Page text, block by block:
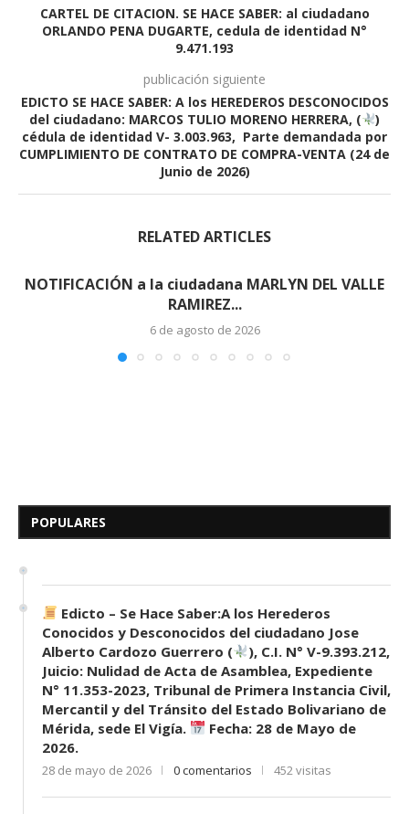
CARTEL DE CITACION. SE HACE SABER: al ciudadano
ORLANDO PENA DUGARTE, cedula de identidad N°
9.471.193
publicación siguiente
EDICTO SE HACE SABER: A los HEREDEROS DESCONOCIDOS
del ciudadano: MARCOS TULIO MORENO HERRERA, (
)
cédula de identidad V- 3.003.963, Parte demandada por
CUMPLIMIENTO DE CONTRATO DE COMPRA-VENTA (24 de
Junio de 2026)
RELATED ARTICLES
NOTIFICACIÓN a la ciudadana MARLYN DEL VALLE
RAMIREZ...
6 de agosto de 2026
POPULARESDesconocidos del...
Edicto – Se Hace Saber:A los Herederos
Conocidos y Desconocidos del ciudadano Jose
Alberto Cardozo Guerrero (
), C.I. N° V-9.393.212,
Juicio: Nulidad de Acta de Asamblea, Expediente
N° 11.353-2023, Tribunal de Primera Instancia Civil,
Mercantil y del Tránsito del Estado Bolivariano de
Mérida, sede El Vigía.
Fecha: 28 de Mayo de
2026.
28 de mayo de 2026 0 comentarios 452 visitas